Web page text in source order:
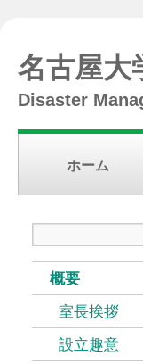
名古屋大
Disaster
ホーム
概要
室長挨拶
設立趣意